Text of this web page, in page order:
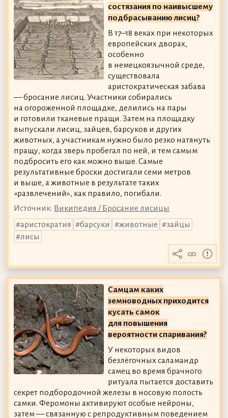
состязания по наивысшему
подбрасыванию лисиц?
В 17–18 веках при некоторых
европейских дворах,
особенно
в немецкоязычной среде,
существовала
аристократическая забава
— бросание лисиц. Участники собирались
на огороженной площадке, делились на пары
и готовили тканевые пращи. Затем на площадку
выпускали лисиц, зайцев, барсуков и других
животных, а участникам нужно было резко натянуть
пращу, когда зверь пробегал по ней, и тем самым
подбросить его как можно выше. Самые
результативные броски достигали семи метров
и выше, а животные в результате таких
«развлечений», как правило, погибали.
Источник: Википедия / Бросание лисицы
аристократия
барсуки животные
зайцы
лисы
Самцам каких
земноводных приходится
кусать самок
для повышения
вероятности спаривания?
У некоторых видов
безлёгочных саламандр
самец во время брачного
ритуала пытается доставить
секрет подбородочной железы в носовую полость
самки. Феромоны активируют особые нейроны,
затем — связанную с репродуктивным поведением